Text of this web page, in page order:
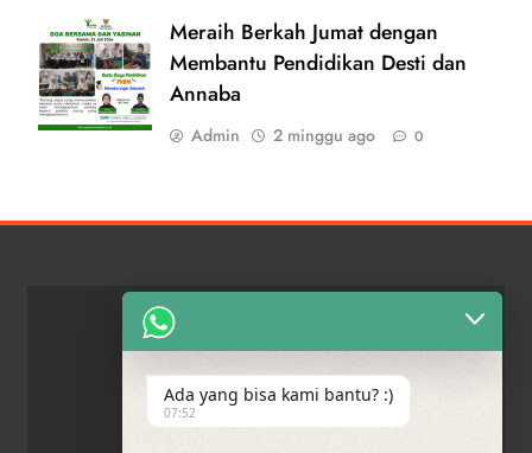
Meraih Berkah Jumat dengan
Membantu Pendidikan Desti dan
Annaba
Admin 2 minggu ago 0
Ada yang bisa kami bantu? :)
07:52